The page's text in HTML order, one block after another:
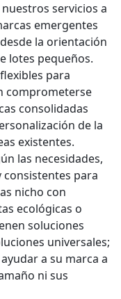
servicios a
emergentes
la orientación
lotes pequeños.
para
comprometerse
consolidadas
de la
existentes.
las necesidades,
para
nicho con
ecológicas o
soluciones
universales;
a su marca a
ni sus